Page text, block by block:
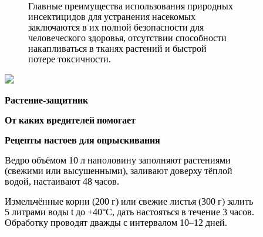
Главные преимущества использования природных
инсектицидов для устранения насекомых
заключаются в их полной безопасности для
человеческого здоровья, отсутствии способности
накапливаться в тканях растений и быстрой
потере токсичности.
Растение-защитник
От каких вредителей помогает
Рецепты настоев для опрыскивания
Ведро объёмом 10 л наполовину заполняют растениями
(свежими или высушенными), заливают доверху тёплой
водой, настаивают 48 часов.
Измельчённые корни (200 г) или свежие листья (300 г) залить
5 литрами воды t до +40°C, дать настояться в течение 3 часов.
Обработку проводят дважды с интервалом 10–12 дней.